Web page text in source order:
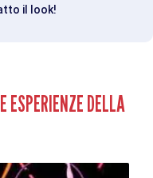
il look!
ESPERIENZE DELLA